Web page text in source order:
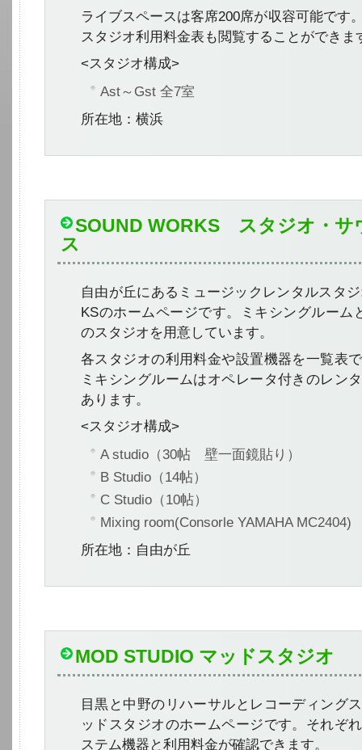
ライブスペースは客席200席が収容可能です
スタジオ利用料金表も閲覧することができま
<スタジオ構成>
Ast～Gst 全7室
所在地：横浜
SOUND WORKS スタジオ・サ
ス
自由が丘にあるミュージックレンタルスタ
KSのホームページです。ミキシングルーム
のスタジオを用意しています。
各スタジオの利用料金や設置機器を一覧表
ミキシングルームはオペレータ付きのレン
あります。
<スタジオ構成>
A studio （30帖 壁一面鏡貼り）
B Studio （14帖）
C Studio （10帖）
Mixing room(Consorle YAMAHA MC2404)
所在地：自由が丘
MOD STUDIO マッドスタジオ
目黒と中野のリハーサルとレコーディング
ッドスタジオのホームページです。それぞ
ステム機器と利用料金が確認できます。